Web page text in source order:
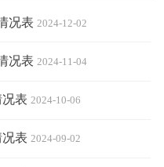
况表 2024-12-02
况表 2024-11-04
表 2024-10-06
表 2024-09-02